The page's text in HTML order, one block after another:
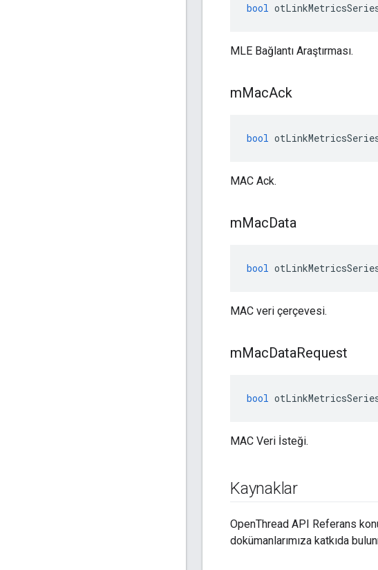
bool
MLE Bağlantı Araştırması.
mMacAck
bool
MAC Ack.
mMacData
bool
MAC veri çerçevesi.
mMacDataRequest
bool
MAC Veri İsteği.
Kaynaklar
OpenThread API Referans
dokümanlarımıza katkıda